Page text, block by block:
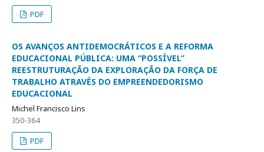
PDF
OS AVANÇOS ANTIDEMOCRÁTICOS E A REFORMA
EDUCACIONAL PÚBLICA: UMA “POSSÍVEL”
REESTRUTURAÇÃO DA EXPLORAÇÃO DA FORÇA DE
TRABALHO ATRAVÉS DO EMPREENDEDORISMO
EDUCACIONAL
Michel Francisco Lins
350-364
PDF